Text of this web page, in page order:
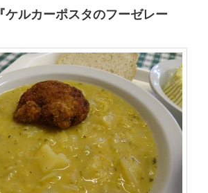
『ケルカーポスタのフーゼレー